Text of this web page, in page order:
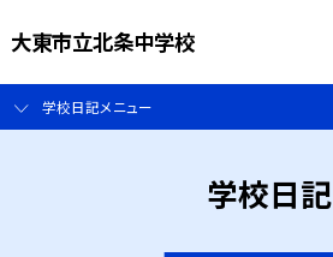
大東市立北条中学校
学校日記メニュー
学校日記